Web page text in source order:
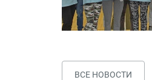
ВСЕ НОВОСТИ